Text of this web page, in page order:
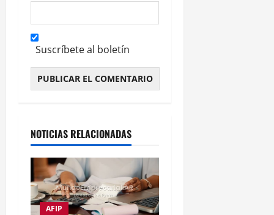
Suscríbete al boletín
NOTICIAS RELACIONADAS
AFIP